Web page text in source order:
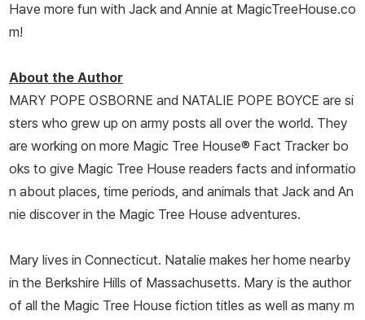
Have more fun with Jack and Annie at MagicTreeHouse.co
m!
About the Author
MARY POPE OSBORNE and NATALIE POPE BOYCE are si
sters who grew up on army posts all over the world. They
are working on more Magic Tree House® Fact Tracker bo
oks to give Magic Tree House readers facts and informatio
n about places, time periods, and animals that Jack and An
nie discover in the Magic Tree House adventures.
Mary lives in Connecticut. Natalie makes her home nearby
in the Berkshire Hills of Massachusetts. Mary is the author
of all the Magic Tree House fiction titles as well as many m